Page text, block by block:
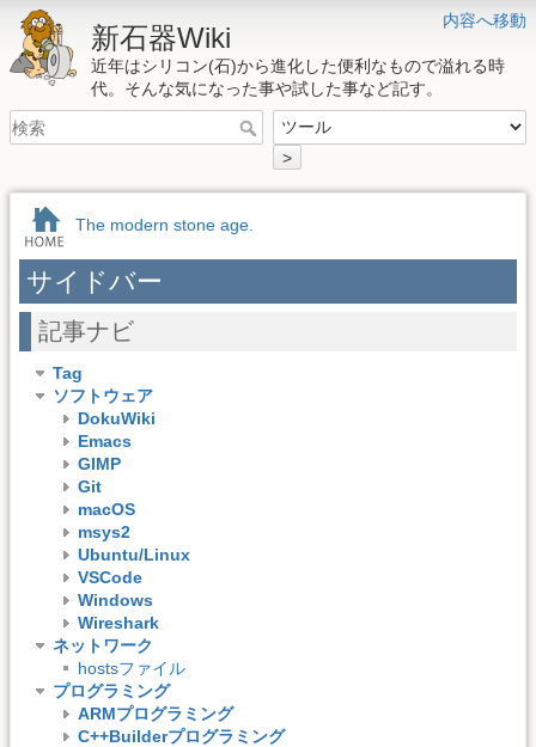
内容へ移動
新石器Wiki
近年はシリコン(石)から進化した便利なもので溢れる時
代。そんな気になった事や試した事など記す。
>
The modern stone age.
サイドバー
記事ナビ
Tag
ソフトウェア
DokuWiki
Emacs
GIMP
Git
macOS
msys2
Ubuntu/Linux
VSCode
Windows
Wireshark
ネットワーク
hostsファイル
プログラミング
ARMプログラミング
C++Builderプログラミング